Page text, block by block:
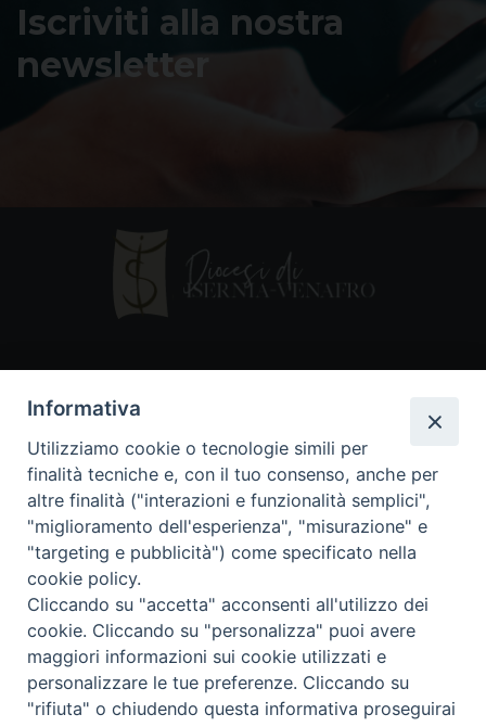
Iscriviti alla nostra
newsletter
86170 Isernia
086550849
segreteria@diocesiiserniavenafro.it
I nostri social
Copyright © 2018 - Diocesi di Isernia-Venafro (C.F.
90008750946). Riproduzione solo con permesso.
Tutti i diritti sono riservati
Informativa
Utilizziamo cookie o tecnologie simili per
finalità tecniche e, con il tuo consenso, anche per
altre finalità ("interazioni e funzionalità semplici",
"miglioramento dell'esperienza", "misurazione" e
"targeting e pubblicità") come specificato nella
cookie policy.
Cliccando su "accetta" acconsenti all'utilizzo dei
cookie. Cliccando su "personalizza" puoi avere
maggiori informazioni sui cookie utilizzati e
personalizzare le tue preferenze. Cliccando su
"rifiuta" o chiudendo questa informativa proseguirai